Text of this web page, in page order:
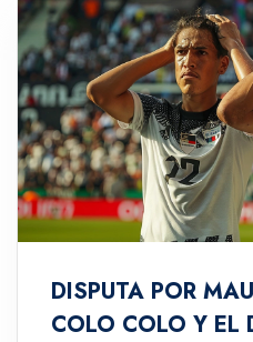
DISPUTA POR
COLO COLO Y EL